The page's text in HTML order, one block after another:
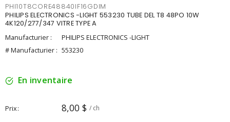
PHI10T8CORE48840IF16GDIM
PHILIPS ELECTRONICS -LIGHT 553230 TUBE DEL T8 48PO 10W
4K120/277/347 VITRE TYPE A
Manufacturier :
PHILIPS ELECTRONICS -LIGHT
# Manufacturier : 553230
En inventaire
Prix 8,00 $ / ch